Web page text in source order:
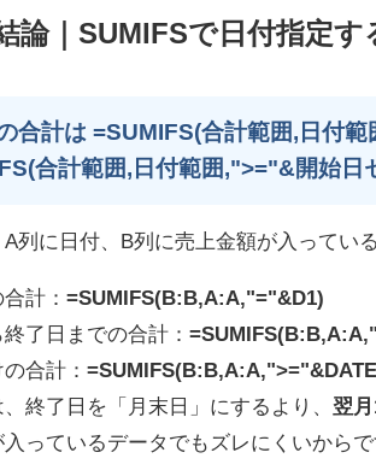
論｜SUMIFSで日付指定
合計は =SUMIFS(合計範囲,日付
合計範囲,日付範囲,">="&開始日
列に日付、B列に売上金額が入ってい
合計：=SUMIFS(B:B,A:A,"="&D1)
終了日までの合計：
の合計：
、終了日を「月末日」にするより、翌
っているデータでもズレにくいからで